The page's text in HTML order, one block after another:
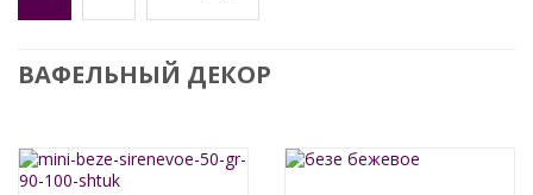
ВАФЕЛЬНЫЙ ДЕКОР